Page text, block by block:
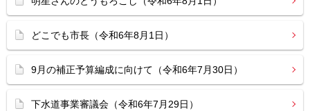
どこでも市長（令和6年8月1日）
9月の補正予算編成に向けて（令和6年7月30日）
下水道事業審議会（令和6年7月29日）